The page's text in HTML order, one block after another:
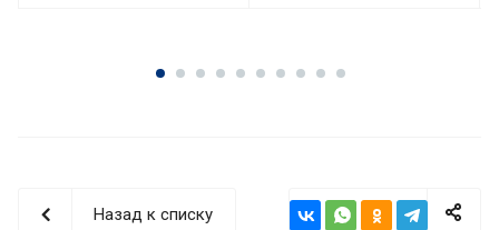
Назад к списку